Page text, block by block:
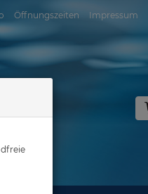
Öffnungszeiten Impressum